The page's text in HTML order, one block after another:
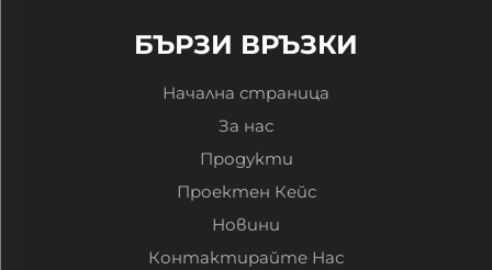
БЪРЗИ ВРЪЗКИ
Начална страница
За нас
Продукти
Проектен Кейс
Новини
Контактирайте Нас